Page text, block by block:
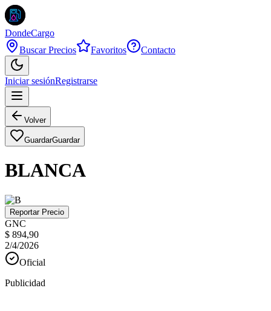
DondeCargo
Buscar Precios
Favoritos Contacto
Iniciar sesiónRegistrarse
Volver
GuardarGuardar
BLANCA
Reportar Precio
GNC
$ 894,90
2/4/2026
Oficial
Publicidad